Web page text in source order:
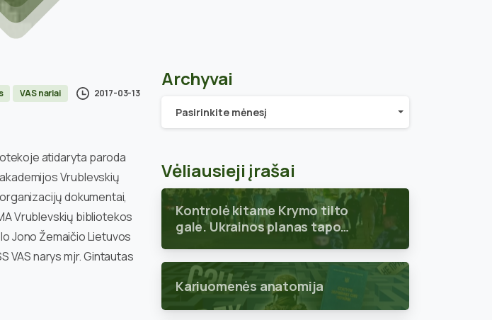
VAS nariai 2017-03-13
atidaryta paroda
Vrublevskių
dokumentai,
Vrublevskių bibliotekos
Jono Žemaičio Lietuvos
VAS narys mjr. Gintautas
Archyvai
Archyvai
Pasirinkite mėnesį
Vėliausieji įrašai
Kontrolė kitame Krymo tilto
gale. Ukrainos planas tapo
Kariuomenės anatomija